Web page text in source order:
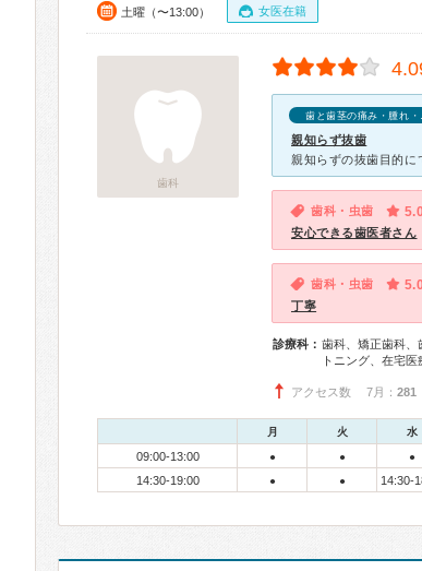
土曜（〜13:00） 女医在籍
歯科
歯と
親知らず抜歯
歯科・虫歯 5.0
安心できる歯医者さん
歯科・虫歯 5.0
丁寧
診療科： 歯科、矯正歯科、
トニング、在宅医
アクセス数 7月： 281
月 火 水
09:00-13:00 ● ● ●
14:30-19:00 ● ● 14:30-